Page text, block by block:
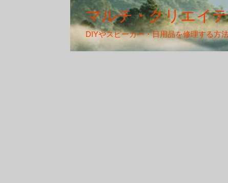
マルチ・クリエイ
DIYやスピーカー・日用品を修理する方